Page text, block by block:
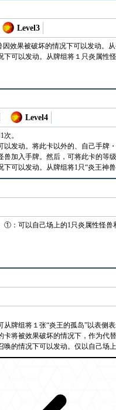
Level3
效果被破坏的情况下可以发动。从
可以发动。从牌组将１只炎属性怪
Level4
。
发动。将此卡以外的、自己手牌
加入手牌。然后，可将此卡的等
可以发动。从牌组将1只“炎王神兽
①：可以自己场上的1只炎属性怪
牌组将１张“炎王的孤岛”以表侧表
将被效果破坏的情况下，作为代
的情况下可以发动。仅以自己场